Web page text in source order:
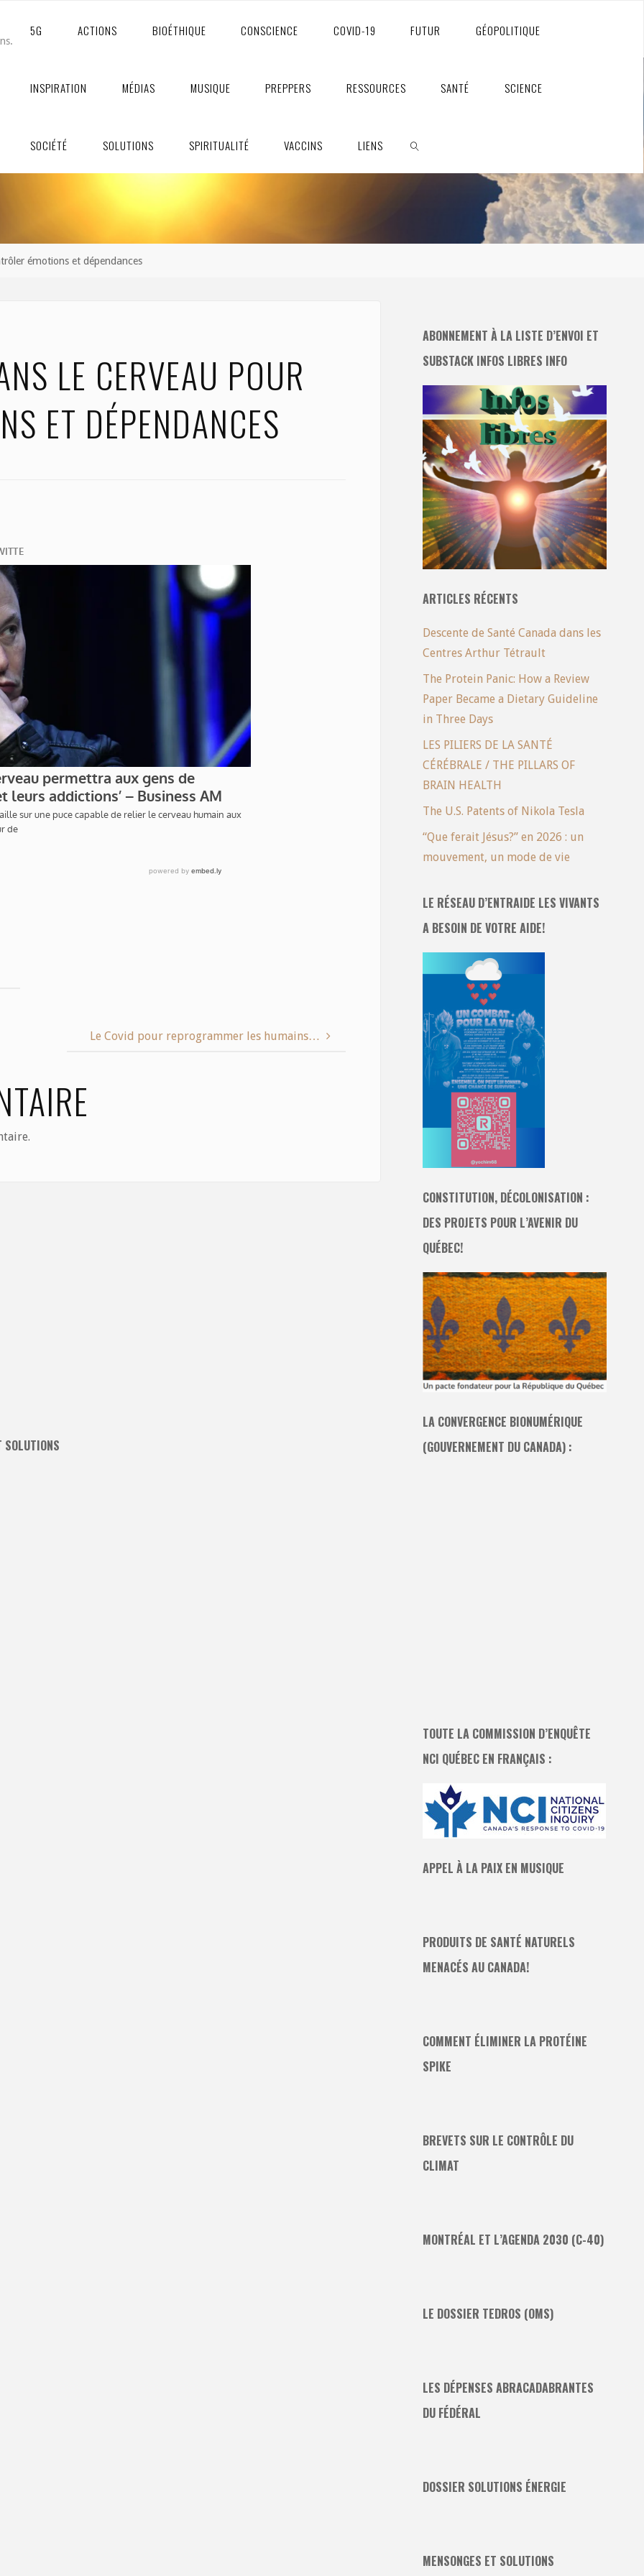
5G ACTIONS BIOÉTHIQUE CONSCIENCE COVID-19 FUTUR GÉOPOLITIQUE
INSPIRATION MÉDIAS MUSIQUE PREPPERS RESSOURCES SANTÉ SCIENCE
SOCIÉTÉ SOLUTIONS SPIRITUALITÉ VACCINS LIENS
émotions et dépendances
LE CERVEAU POUR
ET DÉPENDANCES
Le Covid pour reprogrammer les humains…
ABONNEMENT À LA LISTE D’ENVOI ET
SUBSTACK INFOS LIBRES INFO
ARTICLES RÉCENTS
Descente de Santé Canada dans les
Centres Arthur Tétrault
The Protein Panic: How a Review
Paper Became a Dietary Guideline
in Three Days
LES PILIERS DE LA SANTÉ
CÉRÉBRALE / THE PILLARS OF
BRAIN HEALTH
The U.S. Patents of Nikola Tesla
“Que ferait Jésus?” en 2026 : un
mouvement, un mode de vie
LE RÉSEAU D’ENTRAIDE LES VIVANTS
A BESOIN DE VOTRE AIDE!
CONSTITUTION, DÉCOLONISATION :
DES PROJETS POUR L’AVENIR DU
QUÉBEC!
LA CONVERGENCE BIONUMÉRIQUE
(GOUVERNEMENT DU CANADA) :
TOUTE LA COMMISSION D’ENQUÊTE
NCI QUÉBEC EN FRANÇAIS :
APPEL À LA PAIX EN MUSIQUE
PRODUITS DE SANTÉ NATURELS
MENACÉS AU CANADA!
COMMENT ÉLIMINER LA PROTÉINE
SPIKE
BREVETS SUR LE CONTRÔLE DU
CLIMAT
MONTRÉAL ET L’AGENDA 2030 (C-40)
LE DOSSIER TEDROS (OMS)
LES DÉPENSES ABRACADABRANTES
DU FÉDÉRAL
DOSSIER SOLUTIONS ÉNERGIE
MENSONGES ET SOLUTIONS